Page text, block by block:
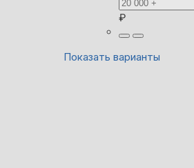
₽
Показать варианты